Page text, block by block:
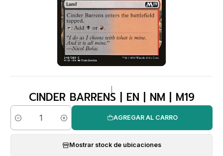
CINDER BARRENS | EN | NM | M19
Cantidad
AGREGAR AL CARRO
Mostrar stock de ubicaciones